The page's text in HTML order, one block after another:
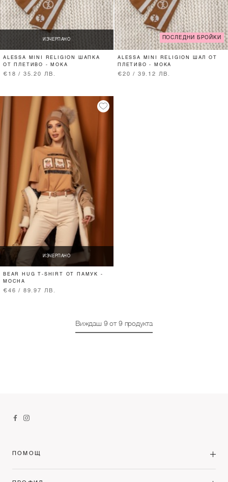
ИЗЧЕРПАНО
ALESSA MINI RELIGION ШАПКА
ОТ ПЛЕТИВО - МОКА
€18 / 35.20 ЛВ.
ПОСЛЕДНИ БРОЙКИ
ALESSA MINI RELIGION ШАЛ ОТ
ПЛЕТИВО - МОКА
€20 / 39.12 ЛВ.
ИЗЧЕРПАНО
BEAR HUG T-SHIRT ОТ ПАМУК -
MOCHA
€46 / 89.97 ЛВ.
Виждаш 9от 9продукта
ПОМОЩ